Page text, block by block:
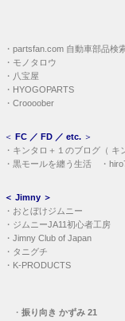
・ partsfan.com 自動車部品検
・ モノタロウ
・ 八宝屋
・ HYOGOPARTS
・ Croooober
＜ FC ／ FD ／ etc. ＞
・ キンタロ＋１のブログ （ キ
・ 黒モールを纏う生活 ・
＜ Jimny ＞
・ おとぼけジムニー
・ ジムニーJA11初心者工房
・ Jimny Club of Japan
・ タニグチ
・ K-PRODUCTS
・ 振り向き かずみ 21